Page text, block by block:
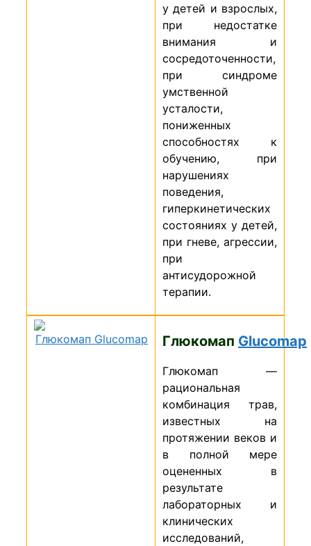
у детей и взрослых,
при недостатке
внимания и
сосредоточенности,
при синдроме
умственной
усталости,
пониженных
способностях к
обучению, при
нарушениях
поведения,
гиперкинетических
состояниях у детей,
при гневе, агрессии,
при
антисудорожной
терапии.
Глюкомап Glucomap
Глюкомап —
рациональная
комбинация трав,
известных на
протяжении веков и
в полной мере
оцененных в
результате
лабораторных и
клинических
исследований,